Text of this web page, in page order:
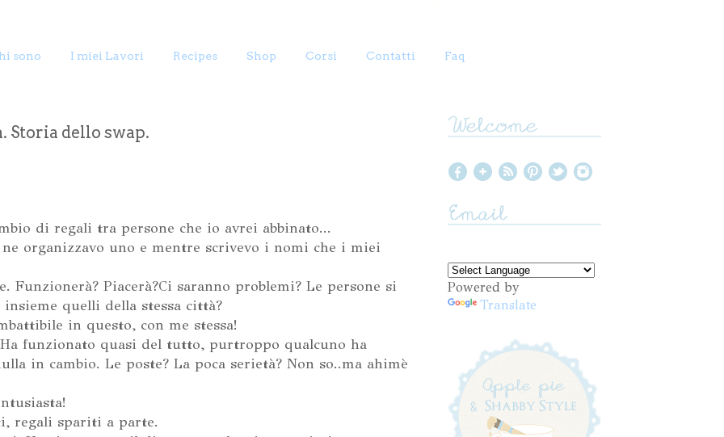
sono I miei Lavori Recipes Shop Corsi Contatti Faq
Storia dello swap.
di regali tra persone che io avrei abbinato...
organizzavo uno e mentre scrivevo i nomi che i miei
Funzionerà? Piacerà?Ci saranno problemi? Le persone si
quelli della stessa città?
in questo, con me stessa!
funzionato quasi del tutto, purtroppo qualcuno ha
in cambio. Le poste? La poca serietà? Non so..ma ahimè
regali spariti a parte.
Powered by
Translate